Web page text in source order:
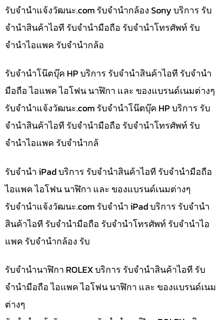
รับจํานําแจ้งวัฒนะ.com รับจำนำกล้อง Sony บริการ รับ
จำนำสินค้าไอที รับจำนำมือถือ รับจำนำโทรศัพท์ รับ
จำนำไอแพค รับจำนำกล้อ
รับจำนำโน๊ตบุ๊ค HP บริการ รับจำนำสินค้าไอที รับจำนำ
มือถือ ไอแพค ไอโฟน นาฬิกา และ ของแบรนด์เนมต่างๆ
รับจํานําแจ้งวัฒนะ.com รับจำนำโน๊ตบุ๊ค HP บริการ รับ
จำนำสินค้าไอที รับจำนำมือถือ รับจำนำโทรศัพท์ รับ
จำนำไอแพค รับจำนำกล้
รับจำนำ iPad บริการ รับจำนำสินค้าไอที รับจำนำมือถือ
ไอแพค ไอโฟน นาฬิกา และ ของแบรนด์เนมต่างๆ
รับจํานําแจ้งวัฒนะ.com รับจำนำ iPad บริการ รับจำนำ
สินค้าไอที รับจำนำมือถือ รับจำนำโทรศัพท์ รับจำนำไอ
แพค รับจำนำกล้อง รับ
รับจำนำนาฬิกา ROLEX บริการ รับจำนำสินค้าไอที รับ
จำนำมือถือ ไอแพค ไอโฟน นาฬิกา และ ของแบรนด์เนม
ต่างๆ